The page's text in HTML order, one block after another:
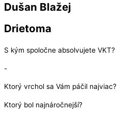
Dušan Blažej
Drietoma
S kým spoločne absolvujete VKT?
-
Ktorý vrchol sa Vám páčil najviac?
Ktorý bol najnáročnejší?